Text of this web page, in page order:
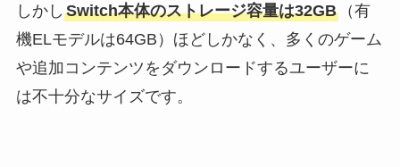
しかし Switch本体のストレージ容量は32GB（有
機ELモデルは64GB）ほどしかなく、多くのゲーム
や追加コンテンツをダウンロードするユーザーに
は不十分なサイズです。